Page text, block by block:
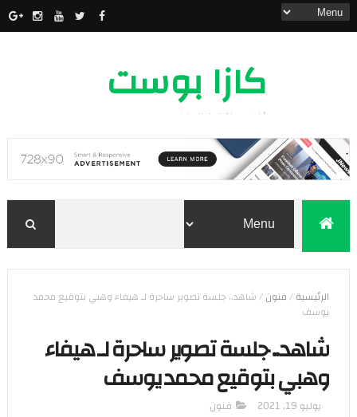
كازا بوست
أخبار مدينة الدار البيضاء
الرئيسية/فنون/شاهد.. جلسة تصوير ساحرة لـ هيفاء وهبي بتوقيع محمد
يوسف
شاهد.. جلسة تصوير ساحرة لـ هيفاء
وهبي بتوقيع محمد يوسف
يوليو 19, 2021 فنون